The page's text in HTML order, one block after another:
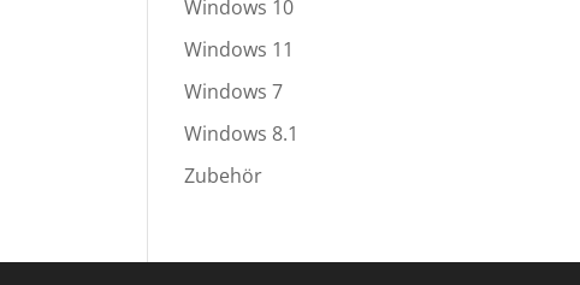
Windows 10
Windows 11
Windows 7
Windows 8.1
Zubehör